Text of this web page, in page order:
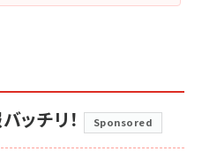
ッチリ！ Sponsored